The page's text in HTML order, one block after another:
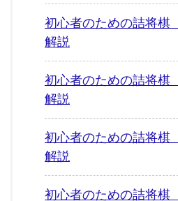
初心者のための詰将
解説
初心者のための詰将
解説
初心者のための詰将
解説
初心者のための詰将